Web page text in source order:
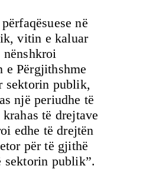
në
vitin e kaluar
e Përgjithshme
sektorin publik,
një periudhe të
të drejtave
edhe të drejtën
për të gjithë
sektorin publik”.